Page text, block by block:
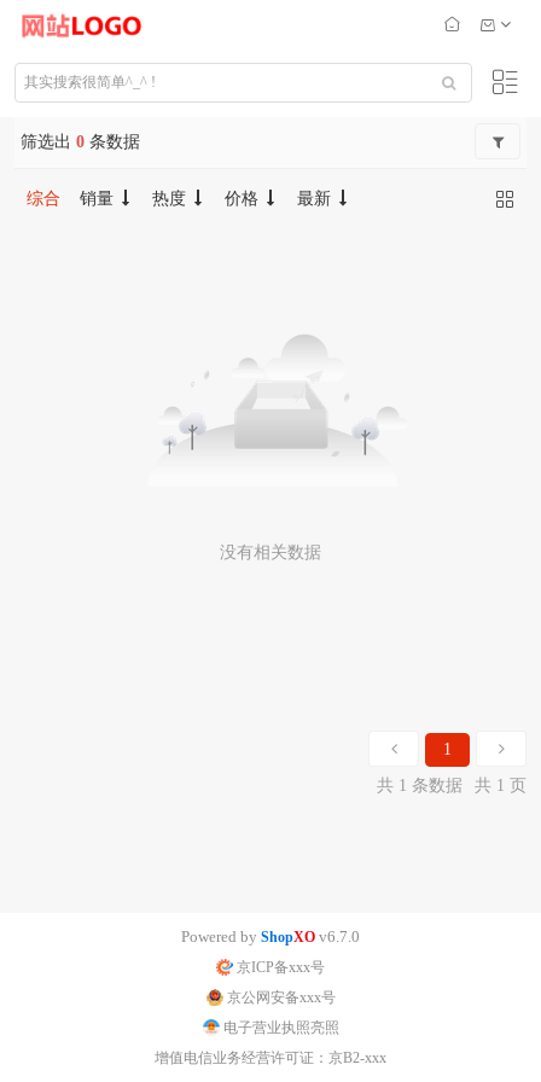
筛选出 0 条数据
综合 销量 热度 价格 最新
没有相关数据
1
共 1 条数据
共 1 页
Powered by ShopXO v6.7.0
京ICP备xxx号
京公网安备xxx号
电子营业执照亮照
增值电信业务经营许可证：京B2-xxx